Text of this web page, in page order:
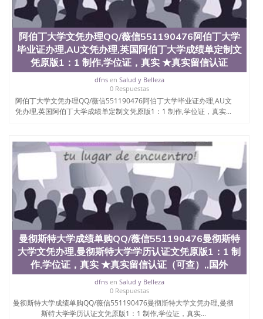
料； 5、等待结果，完成结果书留服直接邮寄给客户
6、客户确认收到结果，付余款。 我们对海外大学及
学院的毕业证成绩单所使用的材料，尺寸大小，防伪
结构（包括：水印，阴影底纹，钢印LOGO烫金烫
银，LOGO烫金烫银复合重叠。 文字图案浮雕，激光
镭射，紫外荧光，温感，复印防伪）都有原版本文凭
对照。质量得到了广大海外客户群体的认可，同时和
海外学校留学中介， 同时能做到与时俱进，及时掌握
各大院校的（毕业证，成绩单，资格证，学生卡，结
业证，录取通知书，在读证明等相关材料）的版本更
原版实物，以求达到客户的需求。 我们的优势： 我
们在保证合理定价的同时，坚持较高性价比，通过品
质和效率不断优化，为您倾情诠释什么是高性价比。
咨询顾问：Sam q/微信:551190476 Q/微
信:551190476办理毕业证成绩单、教育部认证,录取通
知书，雅思，留学回国证明.
公司专业制作、办理、仿制、成绩单文凭、改成绩、
教育部学历学位认证、毕业证、成绩单、文凭、学历
文凭、假文凭假毕业证假学历书制作、假制作、办
理、仿制学位证书、毕业证文凭、文凭毕业证、毕业
证认证、留服认证、使馆认证、使馆证明、使馆留学
回国人员证明、留学生认证、学历认证、文凭认证学
位认证、留学生学历认证、留学生学位认证、英国文
凭学历、美国文凭学历、澳洲文凭学历、加拿大文凭
学历、新西兰学历认证等q:551190476 微信：
阿伯丁大学文凭办理QQ/薇信551190476阿伯丁大学
毕业证办理,AU文凭办理,英国阿伯丁大学成绩单定制文
凭原版1：1 制作,学位证，真实 ★真实留信认证
dfnsen Salud y Belleza
0 Respuestas
阿伯丁大学文凭办理QQ/薇信551190476阿伯丁大学毕业证办理,AU文
凭办理,英国阿伯丁大学成绩单定制文凭原版1：1 制作,学位证，真实...
曼彻斯特大学成绩单购QQ/薇信551190476曼彻斯特
大学文凭办理,曼彻斯特大学学历认证文凭原版1：1 制
作,学位证，真实 ★真实留信认证（可查）,,国外
dfnsen Salud y Belleza
0 Respuestas
曼彻斯特大学成绩单购QQ/薇信551190476曼彻斯特大学文凭办理,曼彻
斯特大学学历认证文凭原版1：1 制作,学位证，真实...